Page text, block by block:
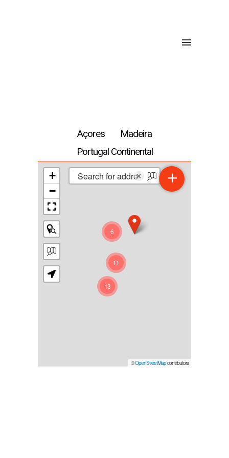
Açores
Madeira
Portugal Continental
11
13
6
+
−
©OpenStreetMapcontributors
× +